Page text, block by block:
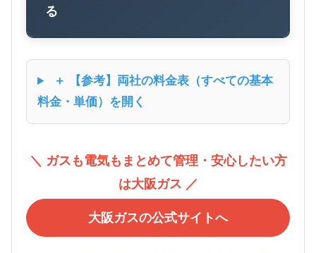
る
＋ 【参考】両社の料金表（すべての基本
料金・単価）を開く
＼ ガスも電気もまとめて管理・安心したい方
は大阪ガス ／
大阪ガスの公式サイトへ